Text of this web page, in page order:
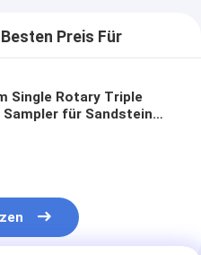
Preis Für
Single Rotary Triple
Sampler für Sandstein